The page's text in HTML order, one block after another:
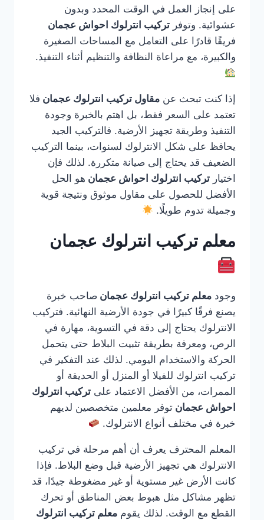
على إنجاز العمل في الوقت المحدد وبدون
عشوائية. وتوفر تركيب انترلوك احواش عجمان
فريقًا قادرًا على التعامل مع المساحات الصغيرة
والكبيرة، مع مراعاة النظافة والتنظيم أثناء التنفيذ.
إذا كنت تبحث عن مقاول تركيب انترلوك عجمان فلا
تعتمد على السعر فقط، بل اهتم بالخبرة وجودة
التنفيذ وطريقة تجهيز الأرضية. فالتركيب الجيد
يحافظ على شكل الانترلوك لسنوات، بينما التركيب
الضعيف قد يحتاج إلى صيانة متكررة. لذلك فإن
اختيار تركيب انترلوك احواش عجمان هو الحل
الأفضل للحصول على مقاول موثوق ونتيجة قوية
وجميلة تدوم طويلًا.
معلم تركيب انترلوك عجمان
وجود معلم تركيب انترلوك عجمان صاحب خبرة
يصنع فرقًا كبيرًا في جودة الأرضية النهائية. فتركيب
الانترلوك يحتاج إلى دقة في التسوية، مهارة في
الرص، ومعرفة بطريقة تثبيت البلاط حتى يتحمل
الحركة والاستخدام اليومي. لذلك عند التفكير في
تركيب انترلوك للفيلا أو المنزل أو الحديقة أو
الممرات، من الأفضل الاعتماد على تركيب انترلوك
احواش عجمان توفر معلمين متخصصين لديهم
خبرة في مختلف أنواع الانترلوك.
المعلم المحترف يعرف أن أهم مرحلة في تركيب
الانترلوك هي تجهيز الأرضية قبل وضع البلاط. فإذا
كانت الأرض غير مستوية أو غير مضغوطة جيدًا، قد
تظهر مشاكل مثل هبوط بعض المناطق أو تحرك
القطع مع الوقت. لذلك يقوم معلم تركيب انترلوك